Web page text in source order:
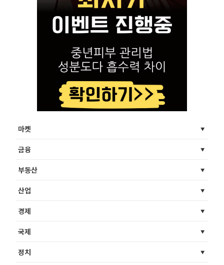
마켓
금융
부동산
산업
경제
국제
정치